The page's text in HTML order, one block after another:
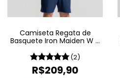
Camiseta Regata de
Basquete Iron Maiden W A
Seventh Son
(2)
R$209,90